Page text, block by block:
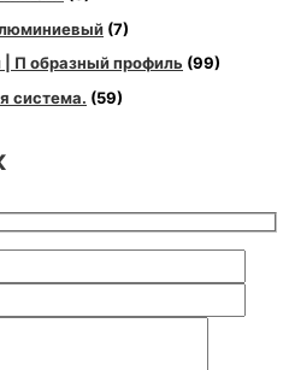
(7)
П образный профиль (99)
система. (59)